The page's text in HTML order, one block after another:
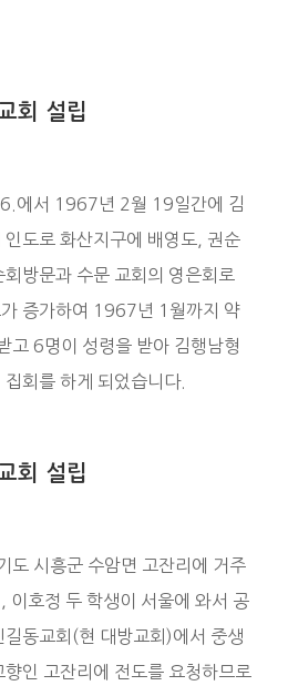
회 설립
에서 1967년 2월 19일간에 김
인도로 화산지구에 배영도, 권순
회방문과 수문 교회의 영은회로
증가하여 1967년 1월까지 약
고 6명이 성령을 받아 김행남형
집회를 하게 되었습니다.
회 설립
도 시흥군 수암면 고잔리에 거주
이호정 두 학생이 서울에 와서 공
길동교회(현 대방교회)에서 중생
향인 고잔리에 전도를 요청하므로